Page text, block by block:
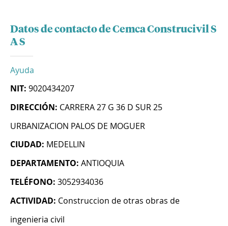
Datos de contacto de Cemca Construcivil S
A S
Ayuda
NIT: 9020434207
DIRECCIÓN: CARRERA 27 G 36 D SUR 25
URBANIZACION PALOS DE MOGUER
CIUDAD: MEDELLIN
DEPARTAMENTO: ANTIOQUIA
TELÉFONO: 3052934036
ACTIVIDAD: Construccion de otras obras de
ingenieria civil